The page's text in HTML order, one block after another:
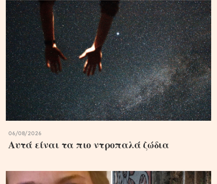
06/08/2026
Αυτά είναι τα πιο ντροπαλά ζώδια